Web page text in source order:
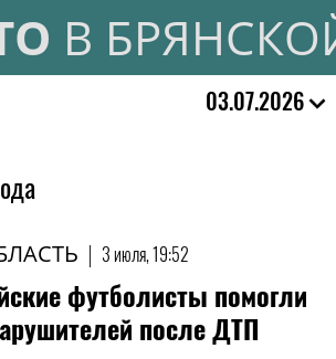
В
03.07.2026
| 3 июля, 19:52
футболисты помогли
после ДТП